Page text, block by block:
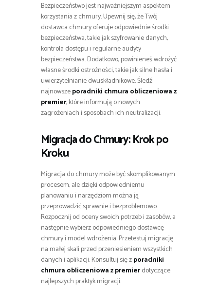
Bezpieczeństwo jest najważniejszym aspektem
korzystania z chmury. Upewnij się, że Twój
dostawca chmury oferuje odpowiednie środki
bezpieczeństwa, takie jak szyfrowanie danych,
kontrola dostępu i regularne audyty
bezpieczeństwa. Dodatkowo, powinieneś wdrożyć
własne środki ostrożności, takie jak silne hasła i
uwierzytelnianie dwuskładnikowe. Śledź
najnowszeporadniki chmura obliczeniowa z
premier, które informują o nowych
zagrożeniach i sposobach ich neutralizacji.
Migracja do Chmury: Krok po
Kroku
Migracja do chmury może być skomplikowanym
procesem, ale dzięki odpowiedniemu
planowaniu i narzędziom można ją
przeprowadzić sprawnie i bezproblemowo.
Rozpocznij od oceny swoich potrzeb i zasobów, a
następnie wybierz odpowiedniego dostawcę
chmury i model wdrożenia. Przetestuj migrację
na małej skali przed przeniesieniem wszystkich
danych i aplikacji. Konsultuj się zporadniki
chmura obliczeniowa z premierdotyczące
najlepszych praktyk migracji.